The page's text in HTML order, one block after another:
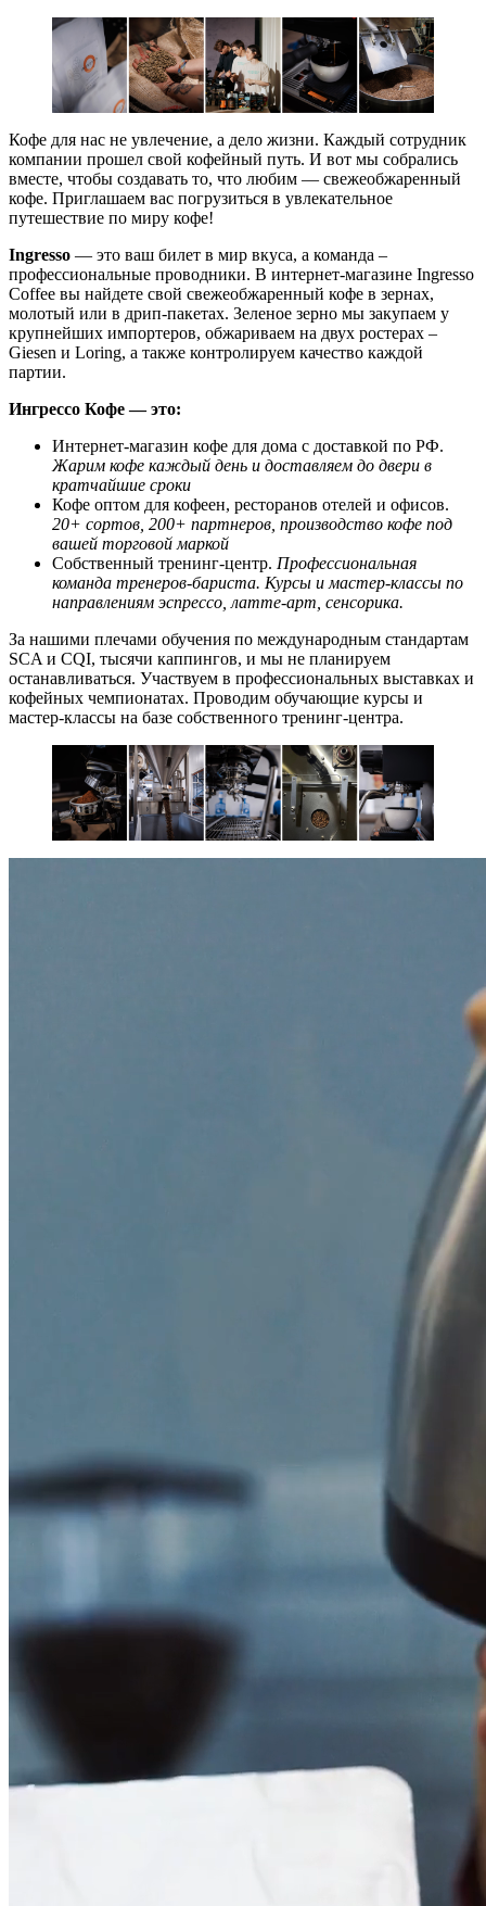
Кофе для нас не увлечение, а дело жизни. Каждый сотрудник
компании прошел свой кофейный путь. И вот мы собрались
вместе, чтобы создавать то, что любим — свежеобжаренный
кофе. Приглашаем вас погрузиться в увлекательное
путешествие по миру кофе!
Ingresso — это ваш билет в мир вкуса, а команда –
профессиональные проводники. В интернет-магазине Ingresso
Coffee вы найдете свой свежеобжаренный кофе в зернах,
молотый или в дрип-пакетах. Зеленое зерно мы закупаем у
крупнейших импортеров, обжариваем на двух ростерах –
Giesen и Loring, а также контролируем качество каждой
партии.
Ингрессо Кофе — это:
Интернет-магазин кофе для дома с доставкой по РФ.
Жарим кофе каждый день и доставляем до двери в
кратчайшие сроки
Кофе оптом для кофеен, ресторанов отелей и офисов.
20+ сортов, 200+ партнеров, производство кофе под
вашей торговой маркой
Собственный тренинг-центр. Профессиональная
команда тренеров-бариста. Курсы и мастер-классы по
направлениям эспрессо, латте-арт, сенсорика.
За нашими плечами обучения по международным стандартам
SCA и CQI, тысячи каппингов, и мы не планируем
останавливаться. Участвуем в профессиональных выставках и
кофейных чемпионатах. Проводим обучающие курсы и
мастер-классы на базе собственного тренинг-центра.